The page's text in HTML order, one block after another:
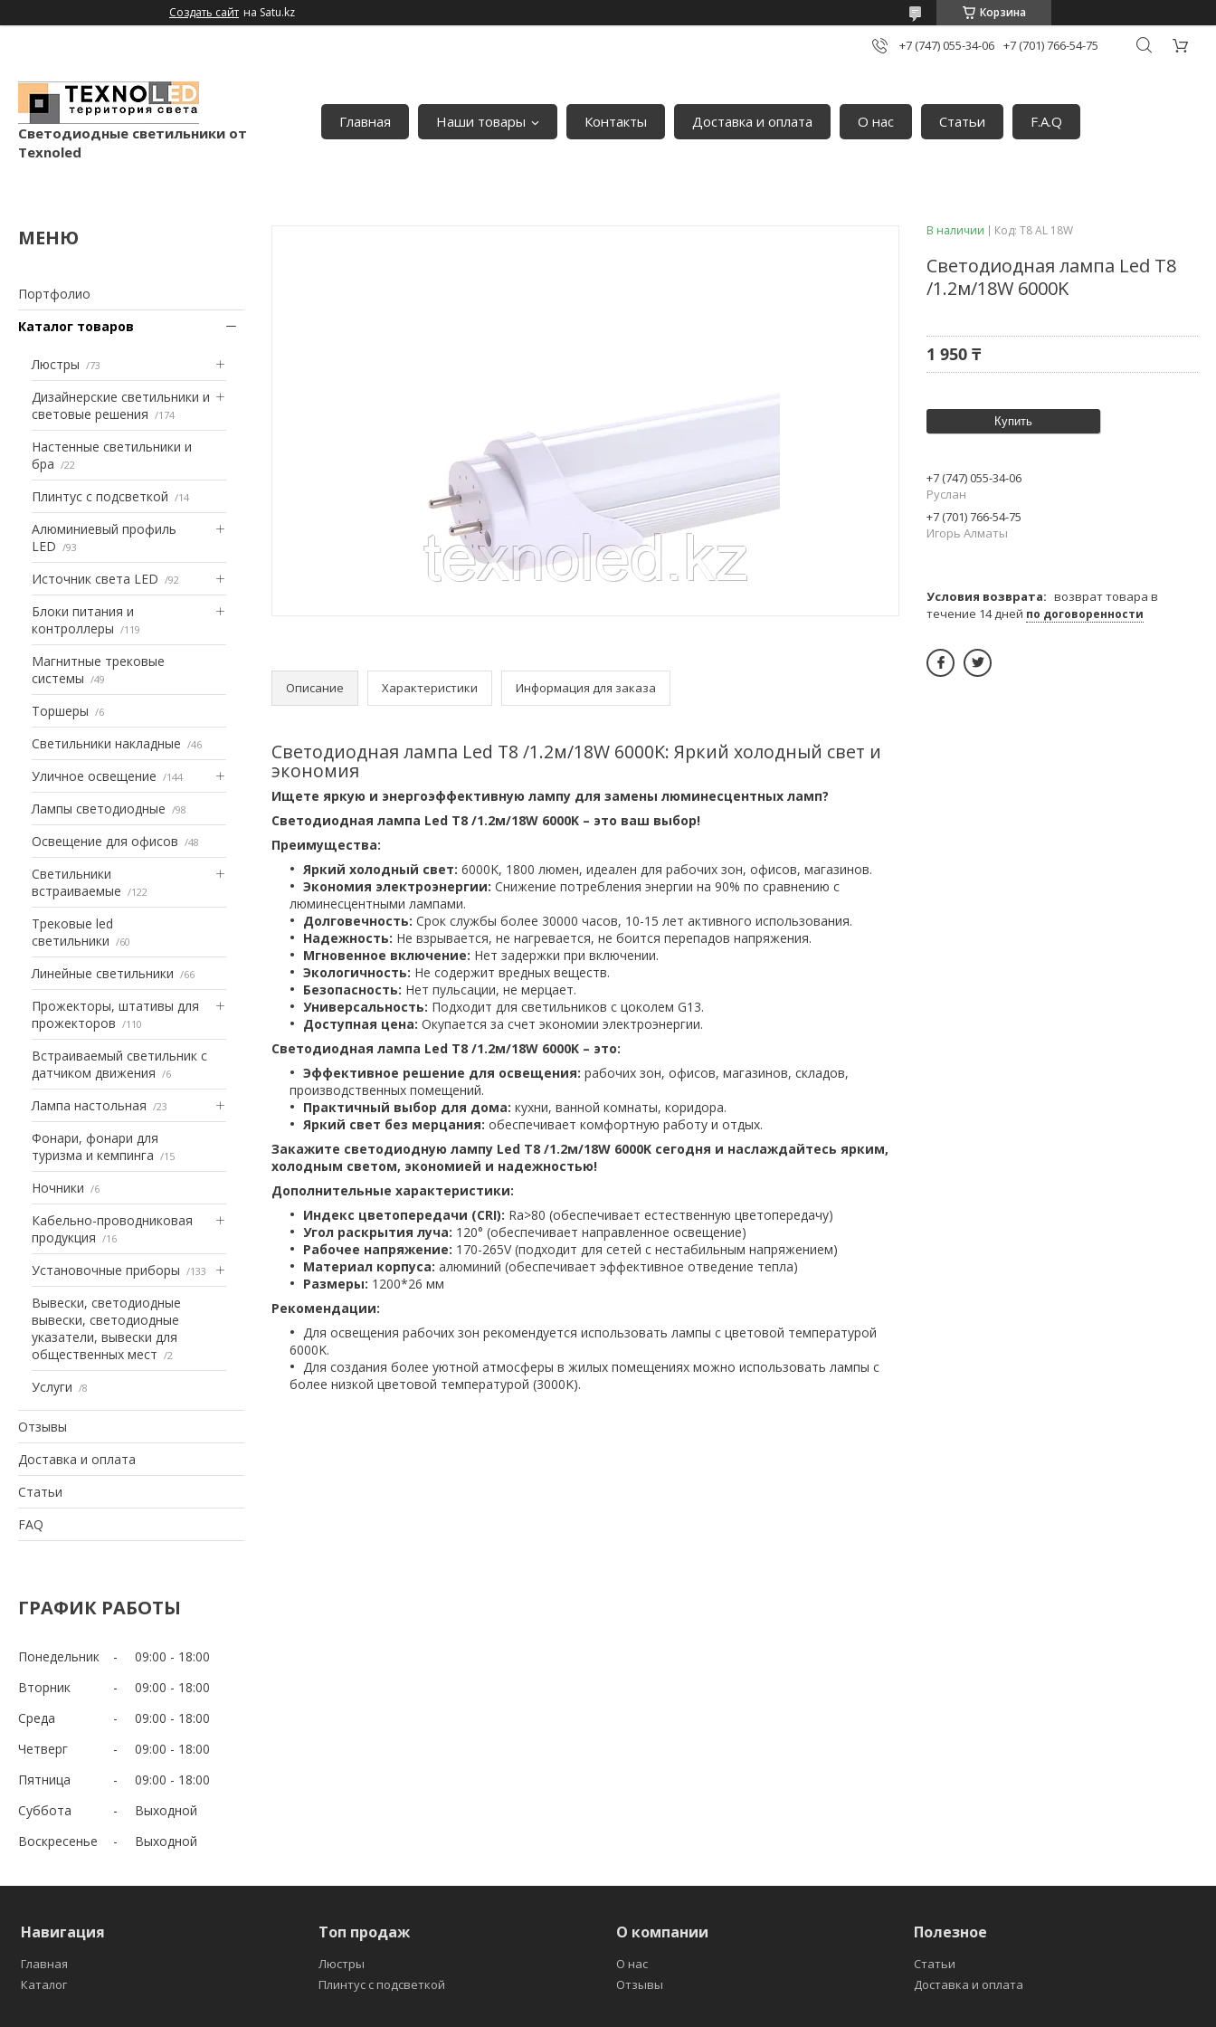
Создать сайт на Satu.kz Корзина
+7 (747) 055-34-06 +7 (701) 766-54-75
Светодиодные светильники от
Texnoled
Главная Наши товары Контакты Доставка и оплата О нас Статьи F.A.Q
Портфолио
Каталог товаров
Люстры 73
Дизайнерские светильники и
световые решения
174
Настенные светильники и
бра
22
Плинтус с подсветкой 14
Алюминиевый профиль
LED
93
Источник света LED 92
Блоки питания и
контроллеры
119
Магнитные трековые
системы
49
Торшеры 6
Светильники накладные 46
Уличное освещение 144
Лампы светодиодные 98
Освещение для офисов 48
Светильники
встраиваемые
122
Трековые led
светильники
60
Линейные светильники 66
Прожекторы, штативы для
прожекторов
110
Встраиваемый светильник с
датчиком движения
6
Лампа настольная 23
Фонари, фонари для
туризма и кемпинга
15
Ночники 6
Кабельно-проводниковая
продукция
16
Установочные приборы 133
Вывески, светодиодные
вывески, светодиодные
указатели, вывески для
общественных мест
2
Услуги 8
Отзывы
Доставка и оплата
Статьи
FAQ
ГРАФИК РАБОТЫ
Понедельник 09:00
18:00
Вторник
09:00
18:00
Среда
09:00
18:00
Четверг
09:00
18:00
Пятница
09:00
18:00
Суббота
Выходной
Воскресенье
Выходной
Описание Характеристики Информация для заказа
Светодиодная лампа Led T8 /1.2м/18W 6000K: Яркий холодный свет и
экономия
Ищете яркую и энергоэффективную лампу для замены люминесцентных ламп?
Светодиодная лампа Led T8 /1.2м/18W 6000K – это ваш выбор!
Преимущества:
Яркий холодный свет: 6000K, 1800 люмен, идеален для рабочих зон, офисов, магазинов.
Экономия электроэнергии: Снижение потребления энергии на 90% по сравнению с
люминесцентными лампами.
Долговечность: Срок службы более 30000 часов, 10-15 лет активного использования.
Надежность: Не взрывается, не нагревается, не боится перепадов напряжения.
Мгновенное включение: Нет задержки при включении.
Экологичность: Не содержит вредных веществ.
Безопасность: Нет пульсации, не мерцает.
Универсальность: Подходит для светильников с цоколем G13.
Доступная цена: Окупается за счет экономии электроэнергии.
Светодиодная лампа Led T8 /1.2м/18W 6000K – это:
Эффективное решение для освещения: рабочих зон, офисов, магазинов, складов,
производственных помещений.
Практичный выбор для дома: кухни, ванной комнаты, коридора.
Яркий свет без мерцания: обеспечивает комфортную работу и отдых.
Закажите светодиодную лампу Led T8 /1.2м/18W 6000K сегодня и наслаждайтесь ярким,
холодным светом, экономией и надежностью!
Дополнительные характеристики:
Индекс цветопередачи (CRI): Ra>80 (обеспечивает естественную цветопередачу)
Угол раскрытия луча: 120° (обеспечивает направленное освещение)
Рабочее напряжение: 170-265V (подходит для сетей с нестабильным напряжением)
Материал корпуса: алюминий (обеспечивает эффективное отведение тепла)
Размеры: 1200*26 мм
Рекомендации:
Для освещения рабочих зон рекомендуется использовать лампы с цветовой температурой
6000K.
Для создания более уютной атмосферы в жилых помещениях можно использовать лампы с
более низкой цветовой температурой (3000K).
В наличии Код: Т8 AL 18W
Светодиодная лампа Led T8
/1.2м/18W 6000K
1 950 ₸
Купить
+7 (747) 055-34-06
Руслан
+7 (701) 766-54-75
Игорь Алматы
возврат товара в
течение 14 дней по договоренности
Навигация
Главная
Каталог
Топ продаж
Люстры
Плинтус с подсветкой
О компании
О нас
Отзывы
Полезное
Статьи
Доставка и оплата